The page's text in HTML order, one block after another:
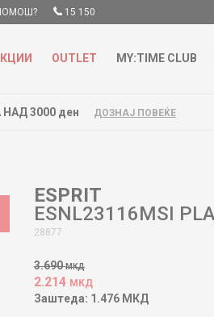
15 150
OUTLET MY:TIME CLUB
3000 ден ДОЗНАЈ ПОВЕЌЕ
ESPRIT
ESNL23116MSI
28877
3.690 МКД
2.214 МКД
Заштеда: 1.476 МКД